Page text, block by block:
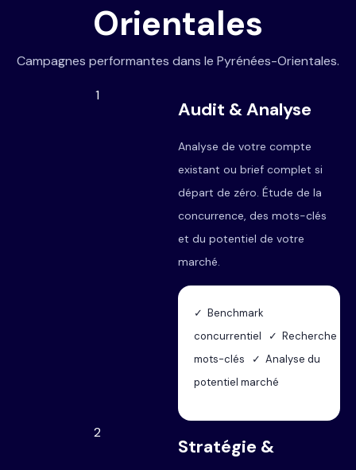
Orientales
Campagnes performantes dans le Pyrénées-Orientales.
1
Audit & Analyse
Analyse de votre compte
existant ou brief complet si
départ de zéro. Étude de la
concurrence, des mots-clés
et du potentiel de votre
marché.
✓ Benchmark
concurrentiel ✓ Recherche
mots-clés ✓ Analyse du
potentiel marché
2
Stratégie &